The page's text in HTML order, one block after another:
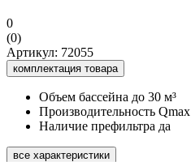
0
(0)
Артикул: 72055
комплектация товара
Объем бассейна до 30 м³
Производительность Qmax
Наличие префильтра да
все характеристики